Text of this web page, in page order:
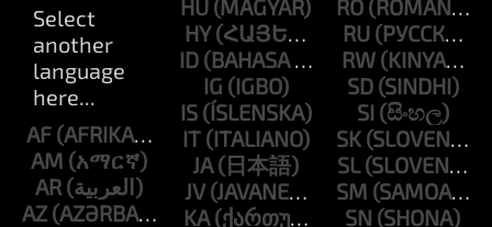
AF
AM
AR
AZ
HU
HY
ID
IG
IS
IT
JA
JV
KA
RO
RU
RW
SD
SI
SK
SL
SM
SN